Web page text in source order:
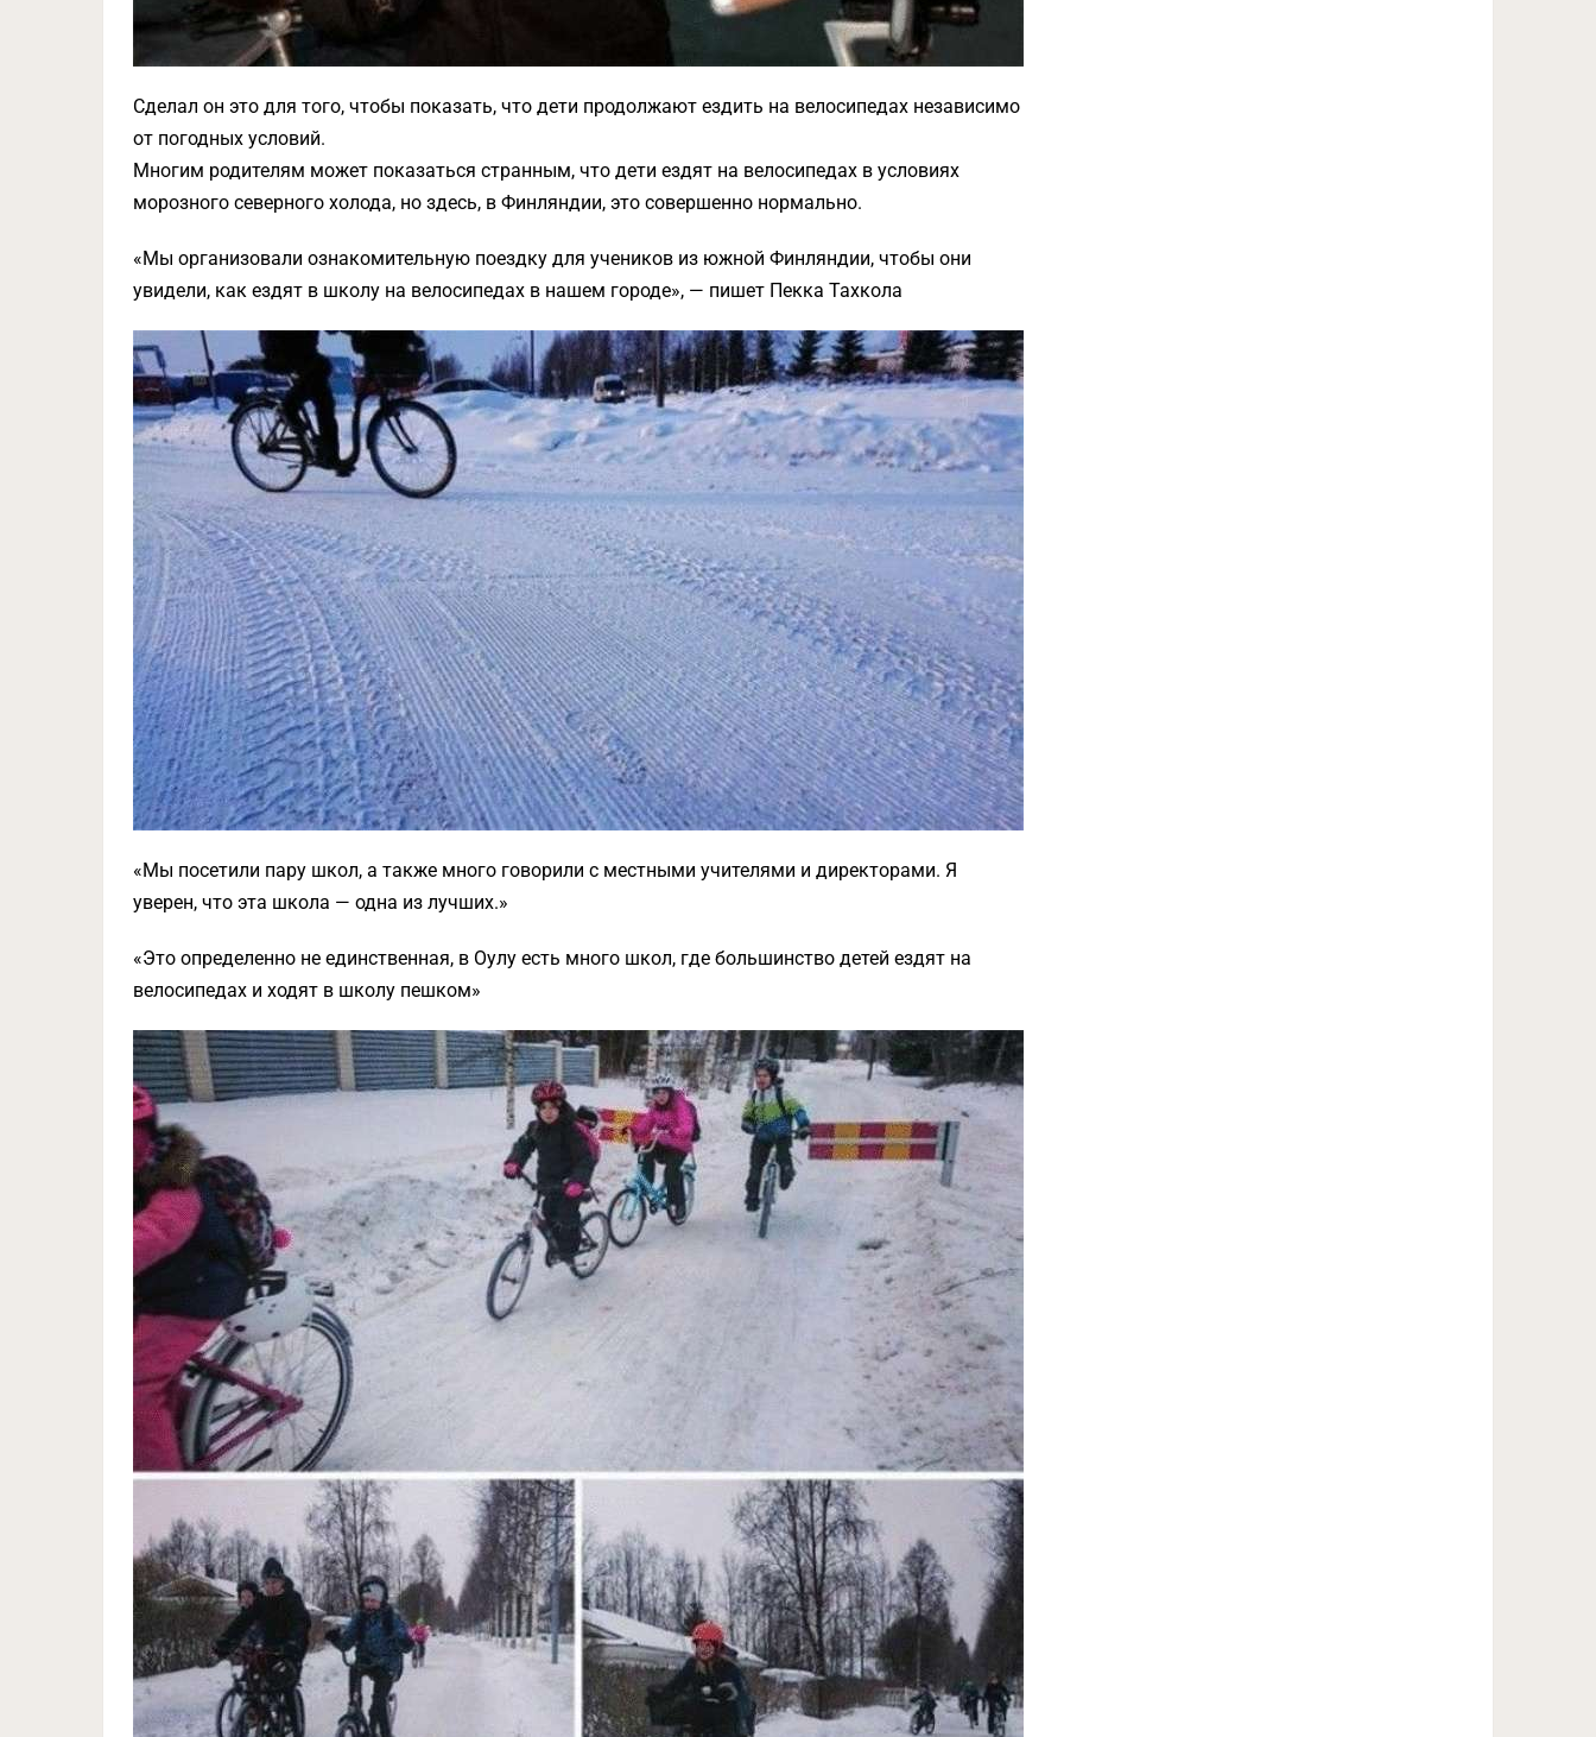
Сделал он это для того, чтобы показать, что дети продолжают ездить на велосипедах независимо
от погодных условий.
Многим родителям может показаться странным, что дети ездят на велосипедах в условиях
морозного северного холода, но здесь, в Финляндии, это совершенно нормально.
«Мы организовали ознакомительную поездку для учеников из южной Финляндии, чтобы они
увидели, как ездят в школу на велосипедах в нашем городе», — пишет Пекка Тахкола
«Мы посетили пару школ, а также много говорили с местными учителями и директорами. Я
уверен, что эта школа — одна из лучших.»
«Это определенно не единственная, в Оулу есть много школ, где большинство детей ездят на
велосипедах и ходят в школу пешком»